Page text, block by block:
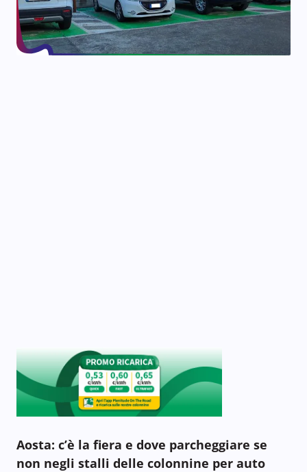
Aosta: c’è la fiera e dove parcheggiare se
non negli stalli delle colonnine per auto